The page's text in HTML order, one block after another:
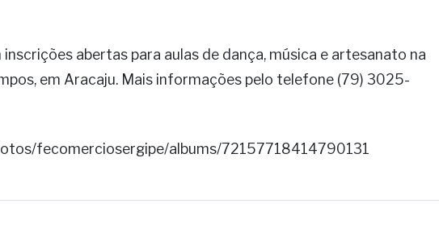
abertas para aulas de dança, música e artesanato na
em Aracaju. Mais informações pelo telefone (79) 3025-
fecomerciosergipe/albums/72157718414790131